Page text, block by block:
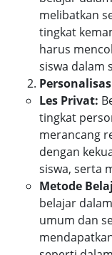
melibatkan
tingkat
harus
siswa dalam
Les Privat:
tingkat
merancang
dengan
siswa, serta
Metode
belajar
umum dan